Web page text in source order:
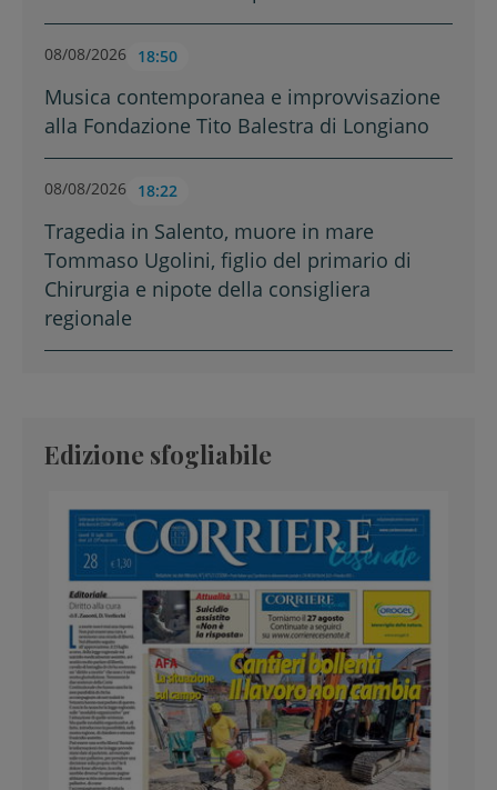
08/08/2026 18:50
Musica contemporanea e improvvisazione
alla Fondazione Tito Balestra di Longiano
08/08/2026 18:22
Tragedia in Salento, muore in mare
Tommaso Ugolini, figlio del primario di
Chirurgia e nipote della consigliera
regionale
Edizione sfogliabile